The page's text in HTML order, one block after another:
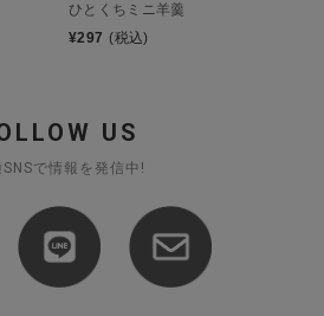
ひとくちミニ羊羹
¥297 (税込)
US
で情報を発信中!